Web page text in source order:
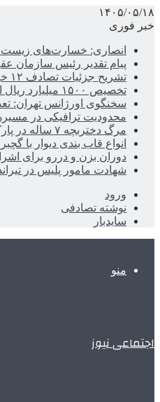
۱۴۰۵/۰۵/۱۸
خبر فوری
انصاری: خسارت‌های
پیام تقدیر رئیس سازمان
تشریح جزئیات تصادف ۱۲ خودرو با ۱۹ مصدوم
تخصیص ۱۵۰۰ میلیارد ریال اعتبار استانی برای ساماندهی بافت قدیم دزفول
سخنگوی اورژانس تهران:
محدودیت ترافیکی در
مرگ دختربچه ۷ ساله در پارک اسلامشهر
انواع قاب بندی دیوار با
دوران بزن و دررو برای
شهادت مامور پلیس در
ورود
نوشته تصادفی
سایدبار
منو
اجتماعی نیوز